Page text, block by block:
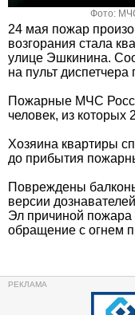
Фото:
24 мая пожар
возгорания стала
улице Эшкинина.
на пульт
Пожарные МЧС
человек, из которых
Хозяина квартиры
до прибытия
Повреждены
версии
Эл причиной
обращение с огнем